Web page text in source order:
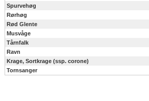
Spurvehøg
Rørhøg
Rød Glente
Musvåge
Tårnfalk
Ravn
Krage, Sortkrage (ssp. corone)
Tornsanger